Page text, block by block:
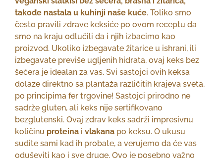
takođe nastala u kuhinji naše kuće. Toliko smo
često pravili zdrave keksiće po ovom receptu da
smo na kraju odlučili da i njih izbacimo kao
proizvod. Ukoliko izbegavate žitarice u ishrani, ili
izbegavate previše ugljenih hidrata, ovaj keks bez
šećera je idealan za vas. Svi sastojci ovih keksa
dolaze direktno sa plantaža različitih krajeva sveta,
po principima fer trgovine! Sastojci prirodno ne
sadrže gluten, ali keks nije sertifikovano
bezglutenski. Ovaj zdrav keks sadrži impresivnu
količinu proteina i vlakana po keksu. O ukusu
sudite sami kad ih probate, a verujemo da će vas
oduševiti kao i sve druge. Ovo je posebno važno